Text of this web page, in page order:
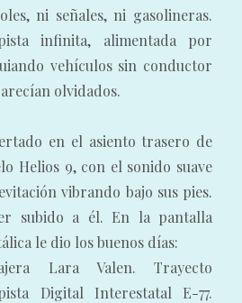
ni señales, ni gasolineras.
infinita, alimentada por
vehículos sin conductor
olvidados.
en el asiento trasero de
Helios 9, con el sonido suave
vibrando bajo sus pies.
subido a él. En la pantalla
le dio los buenos días:
Lara Valen. Trayecto
Digital Interestatal E-77.